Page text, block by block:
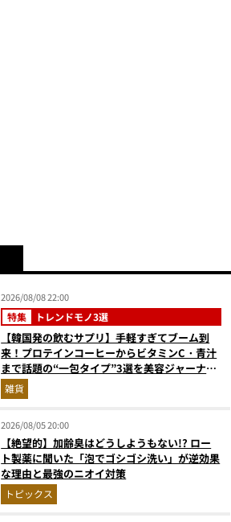
2026/08/08 22:00
特集 トレンドモノ3選
【韓国発の飲むサプリ】手軽すぎてブーム到
来！プロテインコーヒーからビタミンC・青汁
まで話題の“一包タイプ”3選を美容ジャーナリ
ストが徹底解説
雑貨
2026/08/05 20:00
【絶望的】加齢臭はどうしようもない!? ロー
ト製薬に聞いた「泡でゴシゴシ洗い」が逆効果
な理由と最強のニオイ対策
トピックス